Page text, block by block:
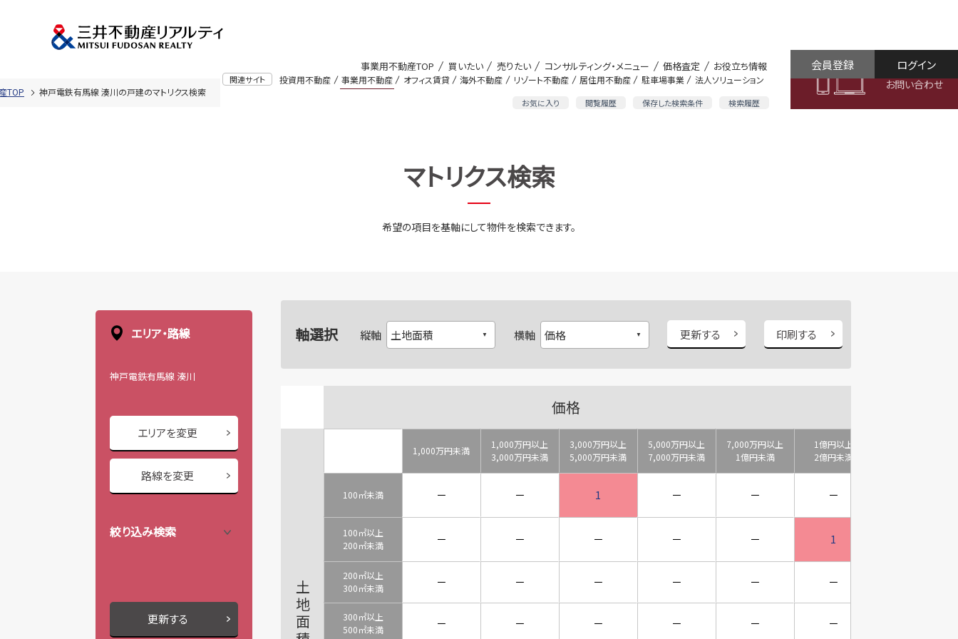
関連サイト 投資用不動産 事業用不動産 オフィス賃貸 海外不動産 リゾート不動産 居住用不動産 駐車場事業 法人ソリューション
お気に入り 閲覧履歴 保存した検索条件 検索履歴
事業用不動産TOP 買いたい 売りたい コンサルティング・メニュー 価格査定 お役立ち情報
お問い合わせ
ログイン
会員登録
TOP 神戸電鉄有馬線 湊川の戸建のマトリクス検索
マトリクス検索
希望の項目を基軸にして物件を検索できます。
エリア・路線
神戸電鉄有馬線 湊川
エリアを変更
路線を変更
絞り込み検索
更新する
軸選択 縦軸 横軸 更新する 印刷する
価格
土地面積
1,000万円未満
1,000万円以上
3,000万円未満
3,000万円以上
5,000万円未満
5,000万円以上
7,000万円未満
7,000万円以上
1億円未満
1億円以上
2億円未満
100㎡未満 － － 1 － － －
100㎡以上
200㎡未満
－ － － － － 1
200㎡以上
300㎡未満
－ － － － － －
300㎡以上
500㎡未満
－ － － － － －